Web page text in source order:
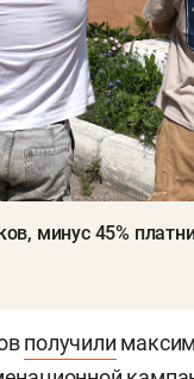
минус 45%
получили